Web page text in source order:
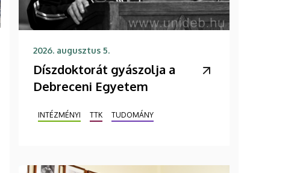
2026. augusztus 5.
Díszdoktorát gyászolja a
Debreceni Egyetem
INTÉZMÉNYI TTK TUDOMÁNY